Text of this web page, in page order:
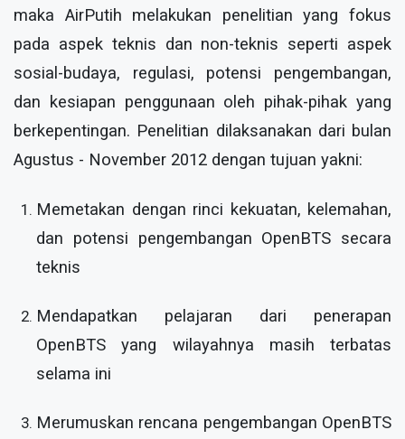
maka AirPutih melakukan penelitian yang fokus
pada aspek teknis dan non-teknis seperti aspek
sosial-budaya, regulasi, potensi pengembangan,
dan kesiapan penggunaan oleh pihak-pihak yang
berkepentingan. Penelitian dilaksanakan dari bulan
Agustus - November 2012 dengan tujuan yakni:
Memetakan dengan rinci kekuatan, kelemahan,
dan potensi pengembangan OpenBTS secara
teknis
Mendapatkan pelajaran dari penerapan
OpenBTS yang wilayahnya masih terbatas
selama ini
Merumuskan rencana pengembangan OpenBTS